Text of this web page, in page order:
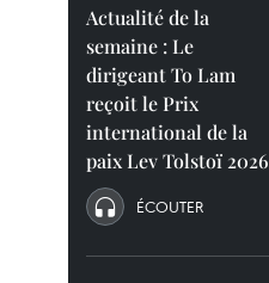
Actualité de la
semaine : Le
dirigeant To Lam
reçoit le Prix
international de la
paix Lev Tolstoï 2026
ÉCOUTER